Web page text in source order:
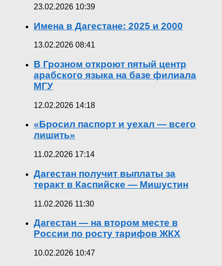
23.02.2026 10:39
Имена в Дагестане: 2025 и 2000
13.02.2026 08:41
В Грозном откроют пятый центр
арабского языка на базе филиала
МГУ
12.02.2026 14:18
«Бросил паспорт и уехал — всего
лишить»
11.02.2026 17:14
Дагестан получит выплаты за
теракт в Каспийске — Мишустин
11.02.2026 11:30
Дагестан — на втором месте в
России по росту тарифов ЖКХ
10.02.2026 10:47